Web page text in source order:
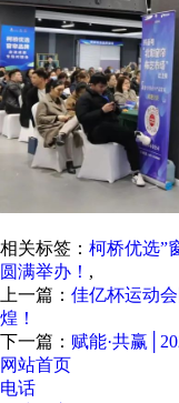
相关标签： 柯桥优选”
圆满举办！ ,
上一篇： 佳亿杯运动
煌！
下一篇： 赋能·共赢
网站首页
电话